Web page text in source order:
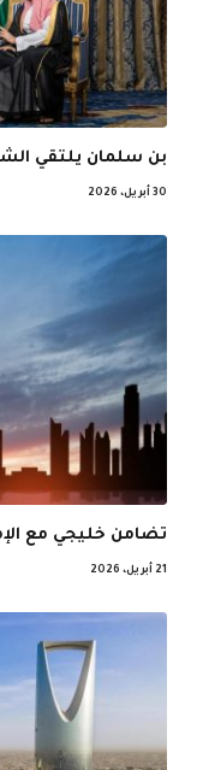
بن سلمان يلتقي
30 أبريل، 2026
تضامن خليجي مع
21 أبريل، 2026